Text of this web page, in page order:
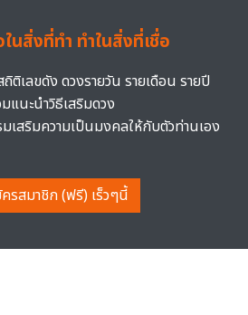
นสิ่งที่ทำ ทำในสิ่งที่เชื่อ
ติเลขดัง ดวงรายวัน รายเดือน รายปี
แนะนำวิธีเสริมดวง
เสริมความเป็นมงคลให้กับตัวท่านเอง
รสมาชิก (ฟรี) เร็วๆนี้